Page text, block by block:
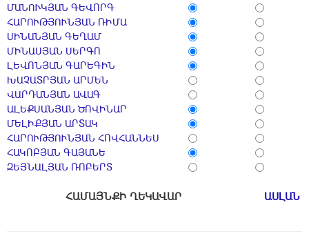
ՄԱՆՈՒԿՅԱՆ ԳԵՎՈՐԳ
ՀԱՐՈՒԹՅՈՒՆՅԱՆ ՌԻՄԱ
ՍԻՆԱՆՅԱՆ ԳԵՂԱՄ
ՄԻՆԱՍՅԱՆ ՍԵՐԳՈ
ԼԵՎՈՆՅԱՆ ԳԱՐԵԳԻՆ
ԽԱՉԱՏՐՅԱՆ ԱՐՄԵՆ
ՎԱՐԴԱՆՅԱՆ ԱՎԱԳ
ԱԼԵՔՍԱՆՅԱՆ ԾՈՎԻՆԱՐ
ՄԵԼԻՔՅԱՆ ԱՐՏԱԿ
ՀԱՐՈՒԹՅՈՒՆՅԱՆ ՀՈՎՀԱՆՆԵՍ
ՀԱԿՈԲՅԱՆ ԳԱՅԱՆԵ
ԶԵՅՆԱԼՅԱՆ ՌՈԲԵՐՏ
ՀԱՄԱՅՆՔԻ ՂԵԿԱՎԱՐ ԱՍԼԱՆ